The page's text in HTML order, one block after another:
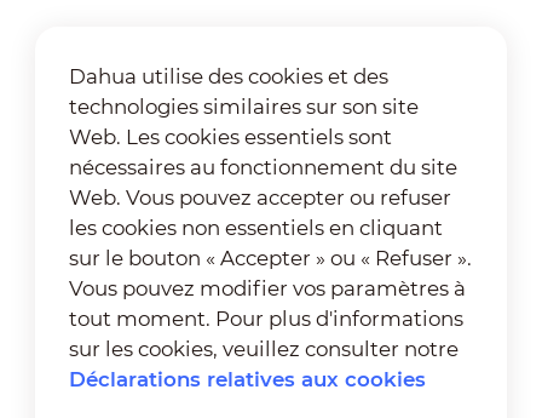
Dahua utilise des cookies et des
technologies similaires sur son site
Web. Les cookies essentiels sont
nécessaires au fonctionnement du site
Web. Vous pouvez accepter ou refuser
les cookies non essentiels en cliquant
sur le bouton « Accepter » ou « Refuser ».
Vous pouvez modifier vos paramètres à
tout moment. Pour plus d'informations
sur les cookies, veuillez consulter notre
Déclarations relatives aux cookies